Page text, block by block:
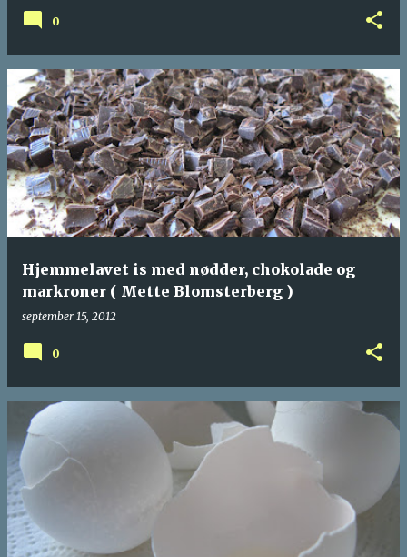
0
Hjemmelavet is med nødder, chokolade og
markroner ( Mette Blomsterberg )
september 15, 2012
0